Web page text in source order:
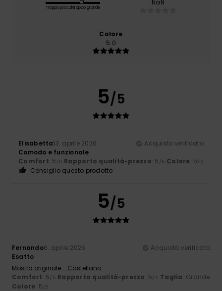
Troppo piccoloTroppo grande
NaN
Colore
5.0
5/5
Elisabetta13. aprile 2026
Acquisto verificato
Comodo e funzionale
Comfort: 5 /5 Rapporto qualità-prezzo: 5 /5 Colore: 5/5
Consiglio questo prodotto
5/5
Fernando6. aprile 2026
Acquisto verificato
Esatto
Mostra originale - Castellano
Comfort: 5/5 Rapporto qualità-prezzo: 5/5 Taglia: Grande
Colore: 5/5